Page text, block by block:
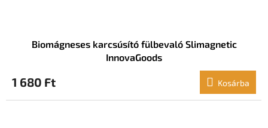
Biomágneses karcsúsító fülbevaló Slimagnetic
InnovaGoods
1 680 Ft Kosárba